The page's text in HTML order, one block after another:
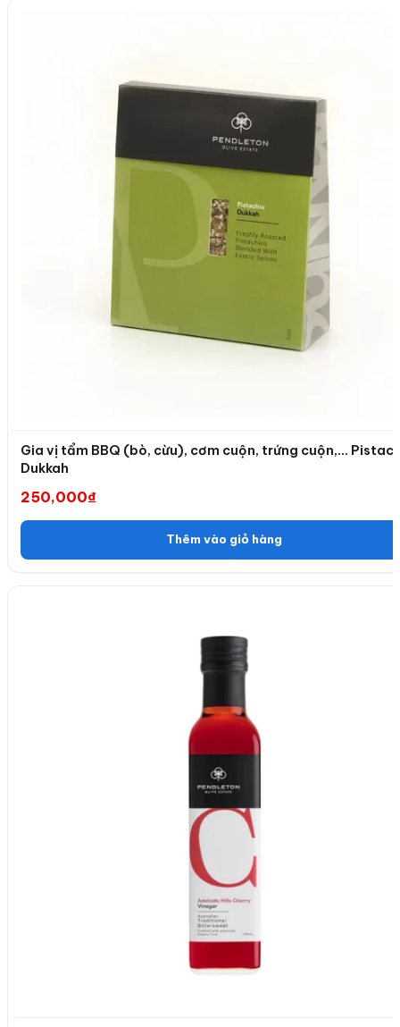
Gia vị tẩm BBQ (bò, cừu), cơm cuộn, trứng cuộn,… Pistachio
Dukkah
250,000₫
Thêm vào giỏ hàng